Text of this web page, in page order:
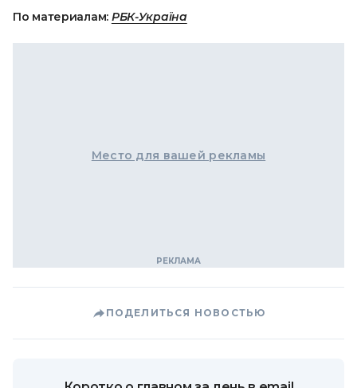
По материалам: РБК-Україна
Место для вашей рекламы
ПОДЕЛИТЬСЯ НОВОСТЬЮ